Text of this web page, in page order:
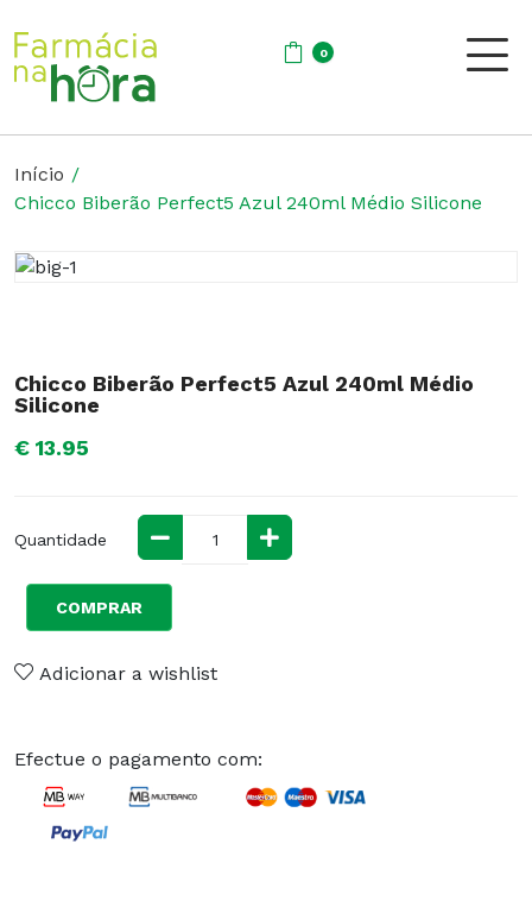
0
Início
Chicco Biberão Perfect5 Azul 240ml Médio Silicone
Chicco Biberão Perfect5 Azul 240ml Médio
Silicone
€ 13.95
Quantidade
COMPRAR
Adicionar a wishlist
Efectue o pagamento com: